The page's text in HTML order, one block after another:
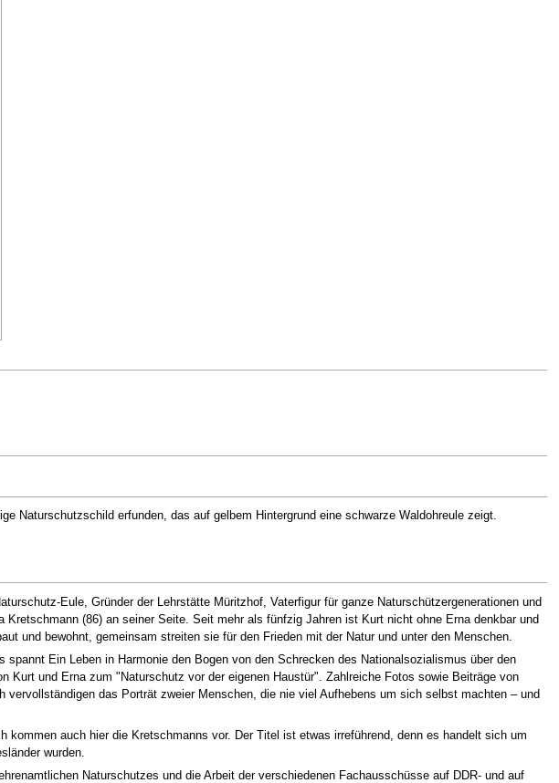
Naturschutzschild erfunden, das auf gelbem Hintergrund eine schwarze Waldohreule zeigt.
Eule, Gründer der Lehrstätte Müritzhof, Vaterfigur für ganze Naturschützergenerationen und
(86) an seiner Seite. Seit mehr als fünfzig Jahren ist Kurt nicht ohne Erna denkbar und
und bewohnt, gemeinsam streiten sie für den Frieden mit der Natur und unter den Menschen.
Ein Leben in Harmonie den Bogen von den Schrecken des Nationalsozialismus über den
und Erna zum "Naturschutz vor der eigenen Haustür". Zahlreiche Fotos sowie Beiträge von
das Porträt zweier Menschen, die nie viel Aufhebens um sich selbst machten – und
auch hier die Kretschmanns vor. Der Titel ist etwas irreführend, denn es handelt sich um
wurden.
Naturschutzes und die Arbeit der verschiedenen Fachausschüsse auf DDR- und auf